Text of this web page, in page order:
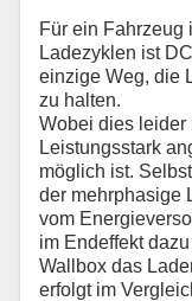
Für ein Fahrzeug
Ladezyklen ist
einzige Weg, die
zu halten.
Wobei dies leider
Leistungsstark
möglich ist.
der mehrphasige
vom
im Endeffekt
Wallbox das
erfolgt im